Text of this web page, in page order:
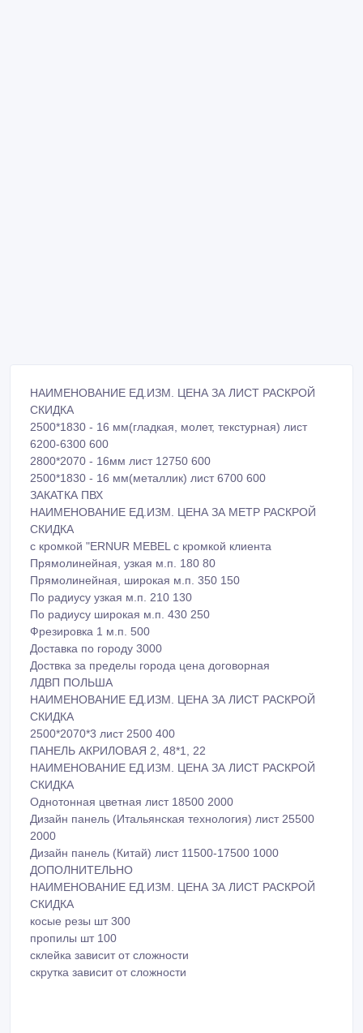
НАИМЕНОВАНИЕ ЕД.ИЗМ. ЦЕНА ЗА ЛИСТ РАСКРОЙ
СКИДКА
2500*1830 - 16 мм(гладкая, молет, текстурная) лист
6200-6300 600
2800*2070 - 16мм лист 12750 600
2500*1830 - 16 мм(металлик) лист 6700 600
ЗАКАТКА ПВХ
НАИМЕНОВАНИЕ ЕД.ИЗМ. ЦЕНА ЗА МЕТР РАСКРОЙ
СКИДКА
с кромкой "ERNUR MEBEL с кромкой клиента
Прямолинейная, узкая м.п. 180 80
Прямолинейная, широкая м.п. 350 150
По радиусу узкая м.п. 210 130
По радиусу широкая м.п. 430 250
Фрезировка 1 м.п. 500
Доставка по городу 3000
Доствка за пределы города цена договорная
ЛДВП ПОЛЬША
НАИМЕНОВАНИЕ ЕД.ИЗМ. ЦЕНА ЗА ЛИСТ РАСКРОЙ
СКИДКА
2500*2070*3 лист 2500 400
ПАНЕЛЬ АКРИЛОВАЯ 2, 48*1, 22
НАИМЕНОВАНИЕ ЕД.ИЗМ. ЦЕНА ЗА ЛИСТ РАСКРОЙ
СКИДКА
Однотонная цветная лист 18500 2000
Дизайн панель (Итальянская технология) лист 25500
2000
Дизайн панель (Китай) лист 11500-17500 1000
ДОПОЛНИТЕЛЬНО
НАИМЕНОВАНИЕ ЕД.ИЗМ. ЦЕНА ЗА ЛИСТ РАСКРОЙ
СКИДКА
косые резы шт 300
пропилы шт 100
склейка зависит от сложности
скрутка зависит от сложности